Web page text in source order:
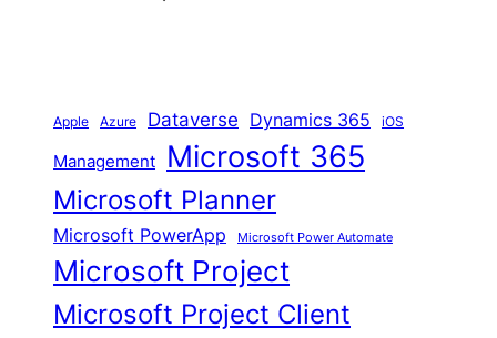
Apple Azure Dataverse Dynamics 365 iOS
Management Microsoft 365
Microsoft Planner
Microsoft PowerApp Microsoft Power Automate
Microsoft Project
Microsoft Project Client